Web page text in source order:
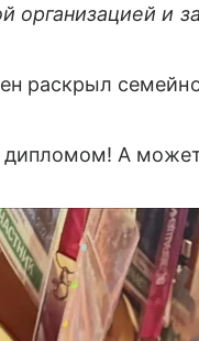
организацией и
раскрыл
А